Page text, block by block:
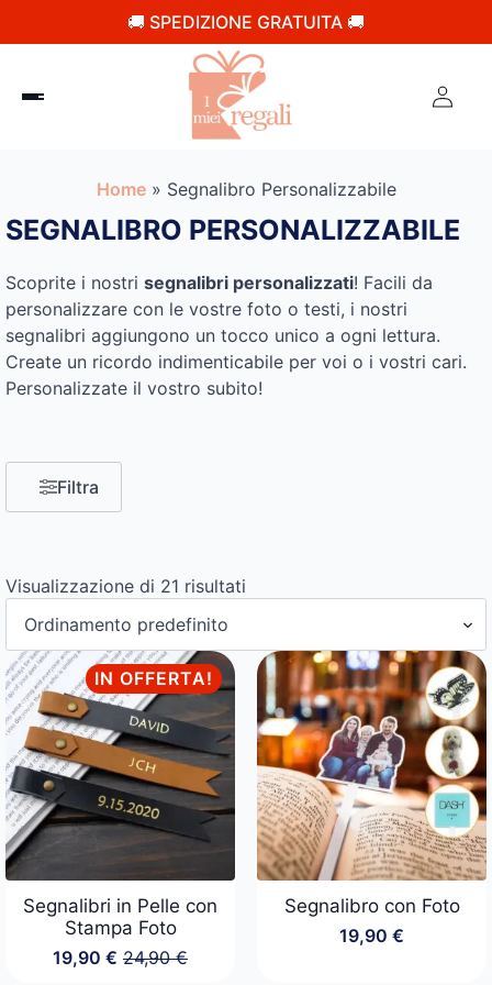
🚚 SPEDIZIONE GRATUITA 🚚
Home » Segnalibro Personalizzabile
SEGNALIBRO PERSONALIZZABILE
Scoprite i nostri segnalibri personalizzati! Facili da
personalizzare con le vostre foto o testi, i nostri
segnalibri aggiungono un tocco unico a ogni lettura.
Create un ricordo indimenticabile per voi o i vostri cari.
Personalizzate il vostro subito!
Filtra
Visualizzazione di 21 risultati
IN OFFERTA!
Segnalibri in Pelle con
Stampa Foto
24,90€
Il
19,90€ Il
Segnalibro con Foto
19,90 €